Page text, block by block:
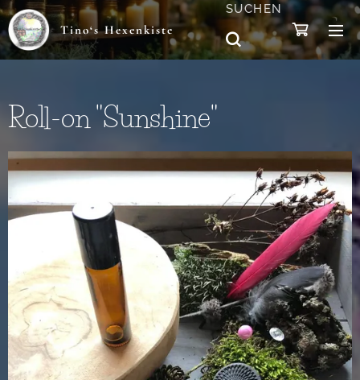
Tino‘s Hexenkiste
SUCHEN
Roll-on "Sunshine"